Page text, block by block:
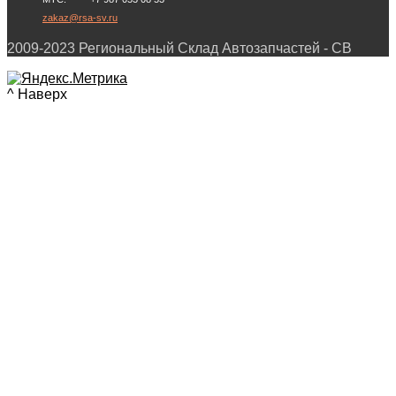
zakaz@rsa-sv.ru
2009-2023 Региональный Склад Автозапчастей - СВ
^ Наверх